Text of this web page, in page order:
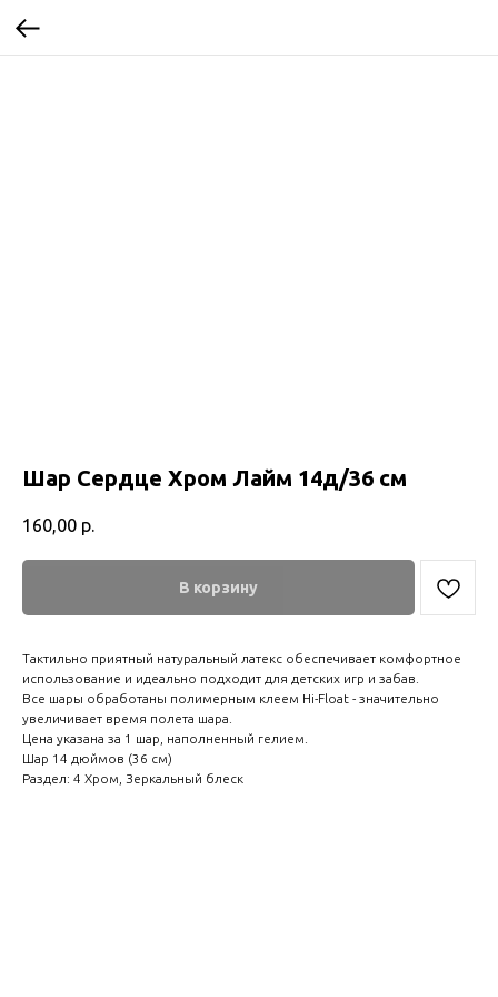
Шар Сердце Хром Лайм 14д/36 см
160,00 р.
В корзину
Тактильно приятный натуральный латекс обеспечивает комфортное
использование и идеально подходит для детских игр и забав.
Все шары обработаны полимерным клеем Hi-Float - значительно
увеличивает время полета шара.
Цена указана за 1 шар, наполненный гелием.
Шар 14 дюймов (36 см)
Раздел: 4 Хром, Зеркальный блеск